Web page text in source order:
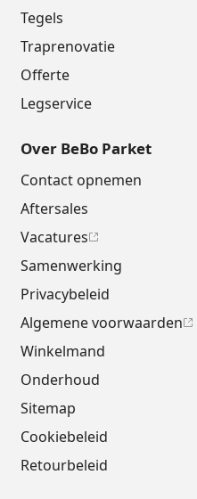
Tegels
Traprenovatie
Offerte
Legservice
Over BeBo Parket
Contact opnemen
Aftersales
Vacatures
Samenwerking
Privacybeleid
Algemene voorwaarden
Winkelmand
Onderhoud
Sitemap
Cookiebeleid
Retourbeleid